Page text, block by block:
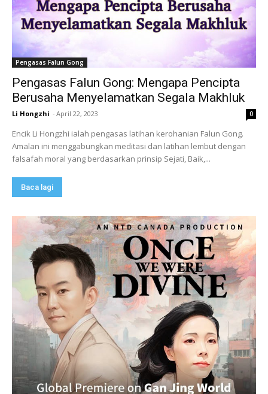
Pengasas Falun Gong
Pengasas Falun Gong: Mengapa Pencipta
Berusaha Menyelamatkan Segala Makhluk
Li Hongzhi - April 22, 2023 0
Encik Li Hongzhi ialah pengasas latihan kerohanian Falun Gong.
Amalan ini menggabungkan meditasi dan latihan lembut dengan
falsafah moral yang berdasarkan prinsip Sejati, Baik,...
Baca lagi